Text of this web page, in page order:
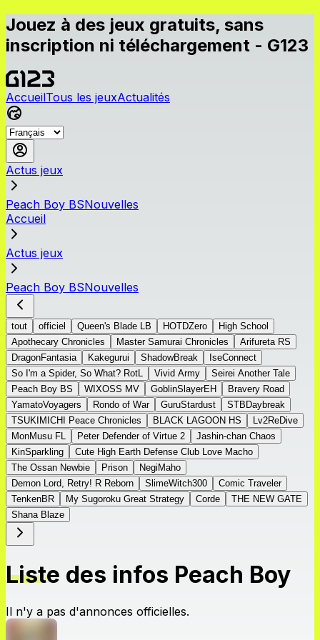
Jouez à des jeux gratuits, sans
inscription ni téléchargement - G123
AccueilTous les jeuxActualités
Actus jeux
Peach Boy BSNouvelles
Accueil
Actus jeux
Peach Boy BSNouvelles
tout officiel Queen's Blade LB HOTDZero
High School
Apothecary Chronicles
Master Samurai Chronicles
Arifureta RS
DragonFantasia
Kakegurui ShadowBreak
IseConnect
So I'm a Spider, So What? RotL
Vivid Army
Seirei Another Tale
Peach Boy BS
WIXOSS MV GoblinSlayerEH
Bravery Road
YamatoVoyagers
Rondo of War GuruStardust
STBDaybreak
TSUKIMICHI Peace Chronicles
BLACK LAGOON HS
Lv2ReDive
MonMusu FL
Peter Defender of Virtue 2
Jashin-chan Chaos
KinSparkling
Cute High Earth Defense Club Love Macho
The Ossan Newbie
Prison
NegiMaho
Demon Lord, Retry! R Reborn
SlimeWitch300
Comic Traveler
TenkenBR
My Sugoroku Great Strategy Corde
THE NEW GATE
Shana Blaze
Liste des infos Peach Boy
Il n'y a pas d'annonces officielles.